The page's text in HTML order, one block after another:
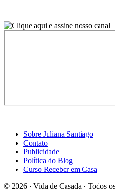
Sobre Juliana Santiago
Contato
Publicidade
Política do Blog
Curso Receber em Casa
© 2026 · Vida de Casada · Todos